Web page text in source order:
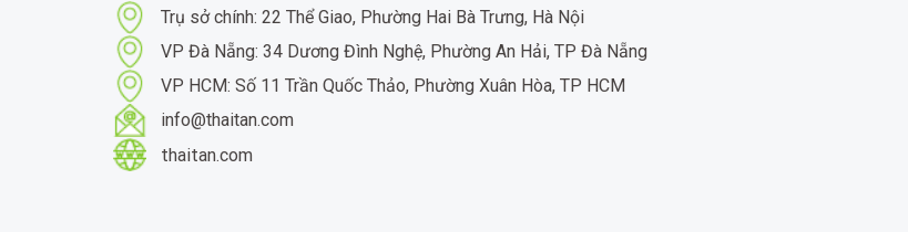
Trụ sở chính: 22 Thể Giao, Phường Hai Bà Trưng, Hà Nội
VP Đà Nẵng: 34 Dương Đình Nghệ, Phường An Hải, TP Đà Nẵng
VP HCM: Số 11 Trần Quốc Thảo, Phường Xuân Hòa, TP HCM
info@thaitan.com
thaitan.com